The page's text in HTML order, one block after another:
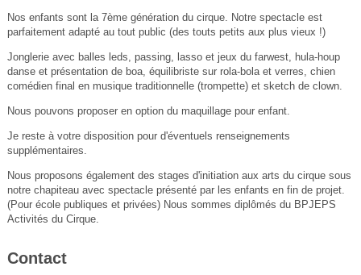
Nos enfants sont la 7ème génération du cirque. Notre spectacle est
parfaitement adapté au tout public (des touts petits aux plus vieux !)
Jonglerie avec balles leds, passing, lasso et jeux du farwest, hula-houp
danse et présentation de boa, équilibriste sur rola-bola et verres, chien
comédien final en musique traditionnelle (trompette) et sketch de clown.
Nous pouvons proposer en option du maquillage pour enfant.
Je reste à votre disposition pour d'éventuels renseignements
supplémentaires.
Nous proposons également des stages d'initiation aux arts du cirque sous
notre chapiteau avec spectacle présenté par les enfants en fin de projet.
(Pour école publiques et privées) Nous sommes diplômés du BPJEPS
Activités du Cirque.
Contact